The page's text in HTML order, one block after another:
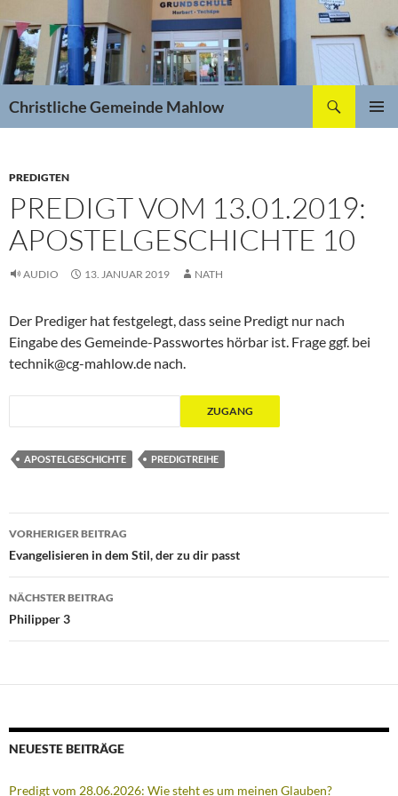
Inhalt
springen
Christliche Gemeinde Mahlow
PREDIGTEN
PREDIGT VOM 13.01.2019:
APOSTELGESCHICHTE 10
AUDIO 13. JANUAR 2019 NATH
Der Prediger hat festgelegt, dass seine Predigt nur nach
Eingabe des Gemeinde-Passwortes hörbar ist. Frage ggf. bei
technik@cg-mahlow.de nach.
APOSTELGESCHICHTE PREDIGTREIHE
Beitragsnavigation
VORHERIGER BEITRAG
Evangelisieren in dem Stil, der zu dir passt
NÄCHSTER BEITRAG
Philipper 3
NEUESTE BEITRÄGE
Predigt vom 28.06.2026: Wie steht es um meinen Glauben?